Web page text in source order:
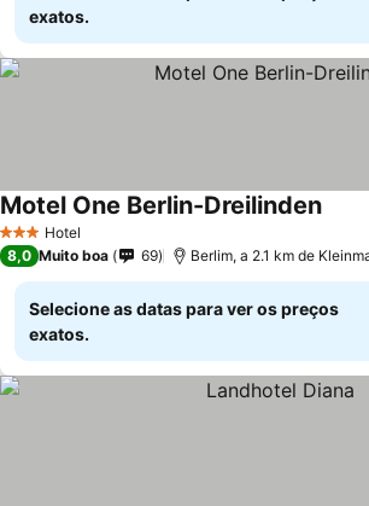
exatos.
3 EstrelasHotel
Motel One Berlin-Dreilinden
8,0 Muito boa 69 Berlim, a 2.1 km de
Selecione as datas para ver os preços
exatos.